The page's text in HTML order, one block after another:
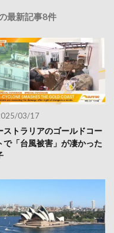
最新記事8件
03/17
ストラリアのゴールドコー
で「台風被害」が凄かった